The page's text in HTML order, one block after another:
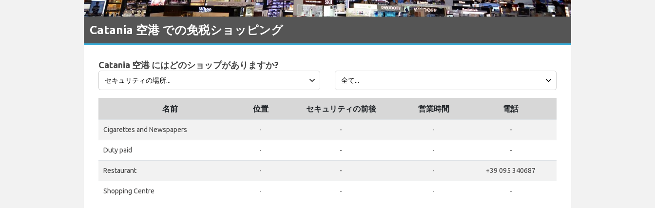
Catania 空港 での免税ショッピング
Catania 空港 にはどのショップがありますか?
名前 位置 セキュリティの前後 営業時間 電話
Cigarettes and Newspapers - - - -
Duty paid - - - -
Restaurant - - - +39 095 340687
Shopping Centre - - - -